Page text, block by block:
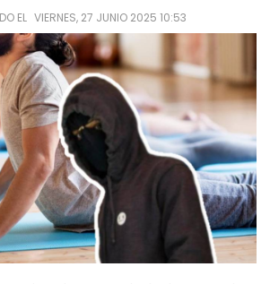
EL VIERNES, 27 JUNIO 2025 10:53